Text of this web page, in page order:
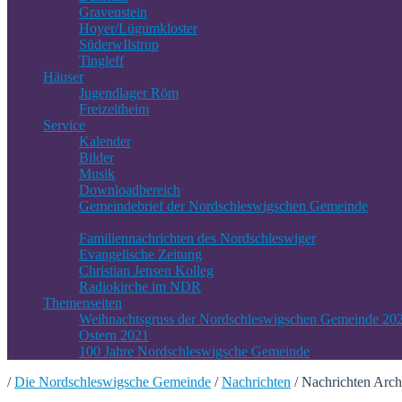
Gravenstein
Hoyer/Lügumkloster
SüderwIlstrup
Tingleff
Häuser
Jugendlager Röm
Freizeitheim
Service
Kalender
Bilder
Musik
Downloadbereich
Gemeindebrief der Nordschleswigschen Gemeinde
Familiennachrichten des Nordschleswiger
Evangelische Zeitung
Christian Jensen Kolleg
Radiokirche im NDR
Themenseiten
Weihnachtsgruss der Nordschleswigschen Gemeinde
Ostern 2021
100 Jahre Nordschleswigsche Gemeinde
/ Die Nordschleswigsche Gemeinde / Nachrichten /Nachrichten